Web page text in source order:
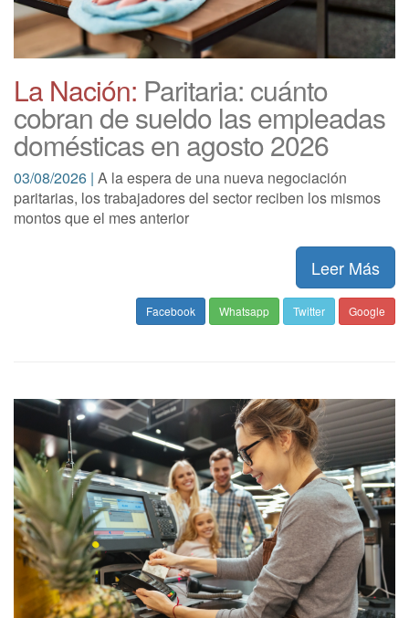
La Nación: Paritaria: cuánto
cobran de sueldo las empleadas
domésticas en agosto 2026
03/08/2026 | A la espera de una nueva negociación
paritarias, los trabajadores del sector reciben los mismos
montos que el mes anterior
Leer Más
Facebook Whatsapp Twitter Google